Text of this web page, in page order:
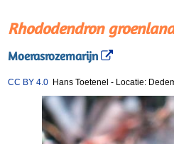
Rhododendron
Moerasrozemarijn
CC BY 4.0 Hans Toetenel - Locatie: